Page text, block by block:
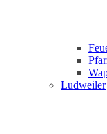
Ludweiler